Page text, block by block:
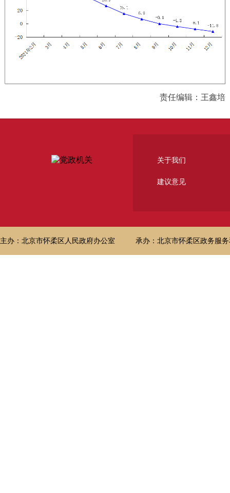
责任编辑：王鑫培
关于我们
建议意见
主办：北京市怀柔区人民政府办公室 承办：北京市怀柔区政务服